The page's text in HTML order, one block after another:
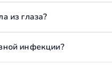
из глаза?
инфекции?